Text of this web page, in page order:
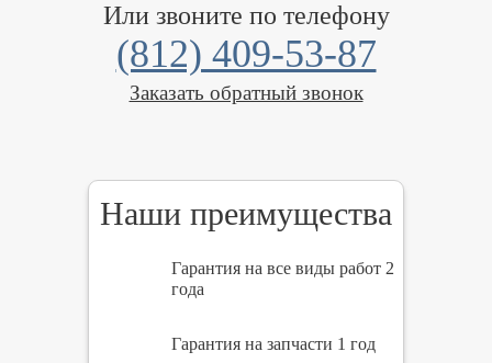
Или звоните по телефону
(812) 409-53-87
Заказать обратный звонок
Наши преимущества
Гарантия на все виды работ 2
года
Гарантия на запчасти 1 год